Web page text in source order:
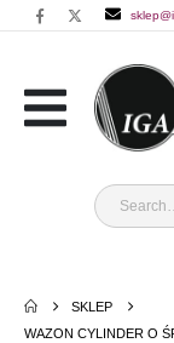
SKLEP
WAZON CYLINDER O